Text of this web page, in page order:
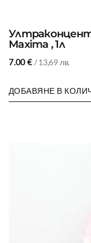
Maxima , 1л
7.00€/ 13,69 лв.
ДОБАВЯНЕ В